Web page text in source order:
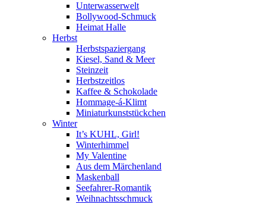
Unterwasserwelt
Bollywood-Schmuck
Heimat Halle
Herbst
Herbstspaziergang
Kiesel, Sand & Meer
Steinzeit
Herbstzeitlos
Kaffee & Schokolade
Hommage-á-Klimt
Miniaturkunststückchen
Winter
It’s KUHL, Girl!
Winterhimmel
My Valentine
Aus dem Märchenland
Maskenball
Seefahrer-Romantik
Weihnachtsschmuck